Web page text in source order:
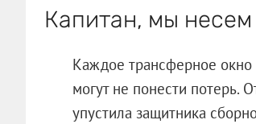
Капитан, мы несем
Каждое трансферное окно
могут не понести потерь.
упустила защитника